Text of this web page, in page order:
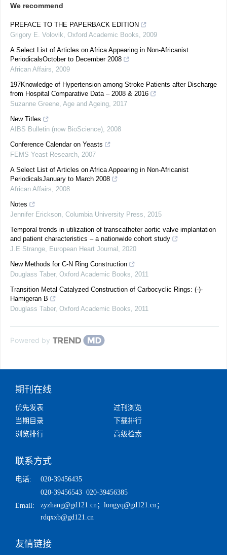
We recommend
PREFACE TO THE PAPERBACK EDITION
Grigory E. Volovik, Oxford Academic Books, 2009
A Select List of Articles on Africa Appearing in Non-Africanist
PeriodicalsOctober to December 2008
African Affairs, 2009
197Knowledge of Hypertension among Stroke Patients after Discharge
from Hospital Comparative Data – 2008 & 2016
Suzanne Greene, Age and Ageing, 2017
New Titles
AIBS Bulletin (now BioScience), 2008
Conference Calendar on Yeasts
FEMS Yeast Research, 2007
A Select List of Articles on Africa Appearing in Non-Africanist
PeriodicalsJanuary to March 2008
African Affairs, 2008
Notes
Jennifer Erickson, Columbia University Press, 2015
Temporal trends in utilization of transcatheter aortic valve implantation
and patient characteristics – a nationwide cohort study
J.E Strange, European Heart Journal , 2020
New Methods for C-N Ring Construction
Douglass Taber, Oxford Academic Books, 2011
Transition Metal Catalyzed Construction of Carbocyclic Rings: (-)-
Hamigeran B
Douglass Taber, Oxford Academic Books, 2011
Powered by
期刊在线
优先发表
过刊浏览
当期目录
下载排行
浏览排行
高级检索
联系方式
电话:
020-39456435
020-39456543 020-39456385
Email:
zyzhang@gd121.cn； longyq@gd121.cn；
rdqxxb@gd121.cn
友情链接